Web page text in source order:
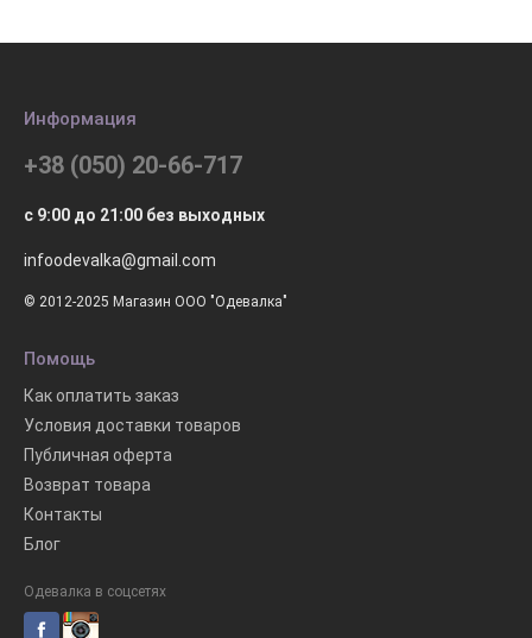
Информация
+38 (050) 20-66-717
с 9:00 до 21:00 без выходных
infoodevalka@gmail.com
© 2012-2025 Магазин ООО "Одевалка"
Помощь
Как оплатить заказ
Условия доставки товаров
Публичная оферта
Возврат товара
Контакты
Блог
Одевалка в соцсетях